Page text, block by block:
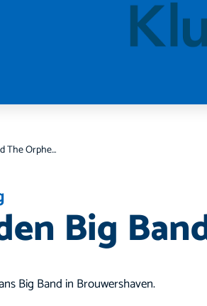
Optreden Big Band The Orpheans
Big
Big Band in Brouwershaven.